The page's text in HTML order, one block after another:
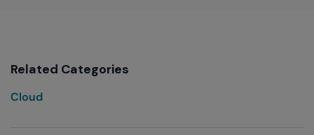
Related Categories
Cloud